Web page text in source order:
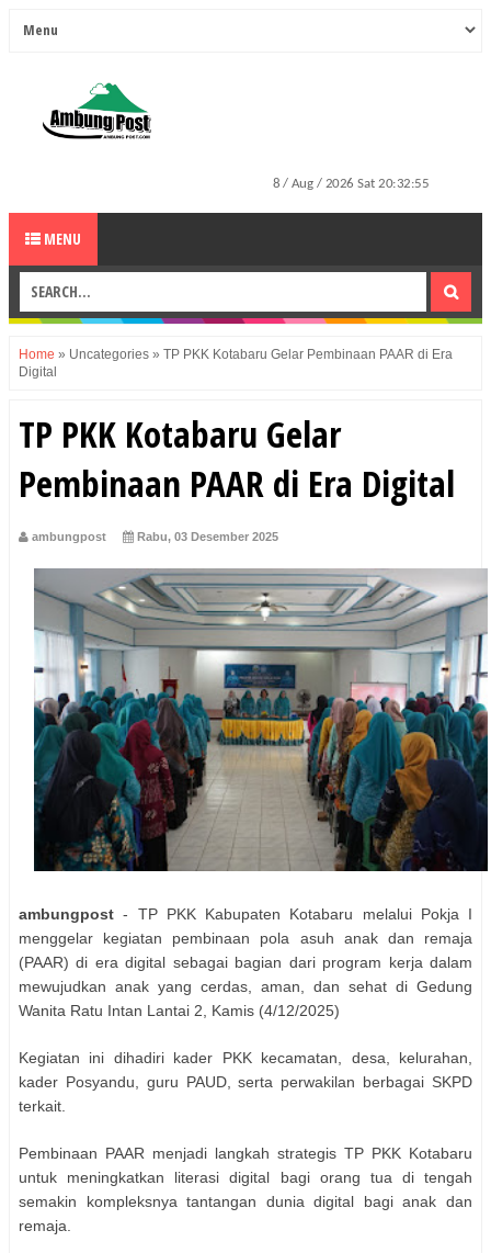
MENU
Home » Uncategories » TP PKK Kotabaru Gelar Pembinaan PAAR di Era
Digital
TP PKK Kotabaru Gelar
Pembinaan PAAR di Era Digital
ambungpost Rabu, 03 Desember 2025
ambungpost - TP PKK Kabupaten Kotabaru melalui Pokja I
menggelar kegiatan pembinaan pola asuh anak dan remaja
(PAAR) di era digital sebagai bagian dari program kerja dalam
mewujudkan anak yang cerdas, aman, dan sehat di Gedung
Wanita Ratu Intan Lantai 2, Kamis (4/12/2025)
Kegiatan ini dihadiri kader PKK kecamatan, desa, kelurahan,
kader Posyandu, guru PAUD, serta perwakilan berbagai SKPD
terkait.
Pembinaan PAAR menjadi langkah strategis TP PKK Kotabaru
untuk meningkatkan literasi digital bagi orang tua di tengah
semakin kompleksnya tantangan dunia digital bagi anak dan
remaja.